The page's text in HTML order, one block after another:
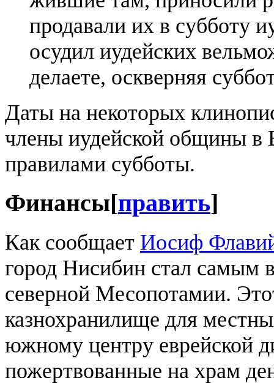
продавали их в субботу
осудил иудейских
делаете, оскверняя
Даты на некоторых
члены иудейской общины в
правилами субботы.
Финансы[править]
Как сообщает Иосиф
город Нисибин стал самым
северной Месопотамии.
казнохранилище для
южному центру еврейской
пожертвованные на храм